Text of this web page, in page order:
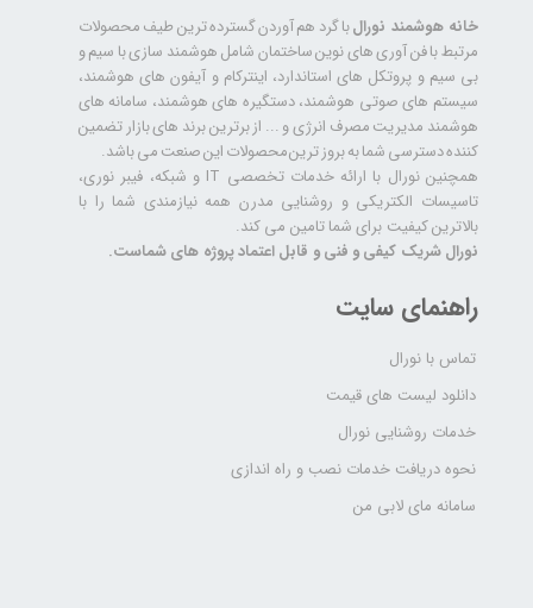
راهنمای سایت
تماس با نورال
دانلود لیست های قیمت
خدمات روشنایی نورال
نحوه دریافت خدمات نصب و راه اندازی
سامانه مای لابی من
خانه هوشمند نورالبا گرد هم آوردن گسترده ترین طیف محصولات
مرتبط با فن آوری های نوین ساختمان شامل هوشمند سازی با سیم و
بی سیم و پروتکل های استاندارد، اینترکام و آیفون های هوشمند،
سیستم های صوتی هوشمند، دستگیره های هوشمند، سامانه های
هوشمند مدیریت مصرف انرژی و ... از برترین برند های بازار تضمین
کننده دسترسی شما به بروز ترین محصولات این صنعت می باشد.
همچنین نورال با ارائه خدمات تخصصی IT و شبکه، فیبر نوری،
تاسیسات الکتریکی و روشنایی مدرن همه نیازمندی شما را با
بالاترین کیفیت برای شما تامین می کند.
نورال شریک کیفی و فنی و قابل اعتماد پروژه های شماست.